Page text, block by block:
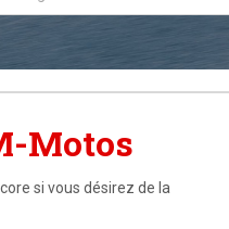
Motos
si vous désirez de la